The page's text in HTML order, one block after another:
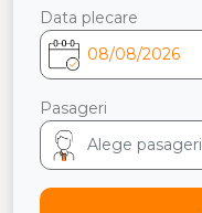
Data plecare
Pasageri